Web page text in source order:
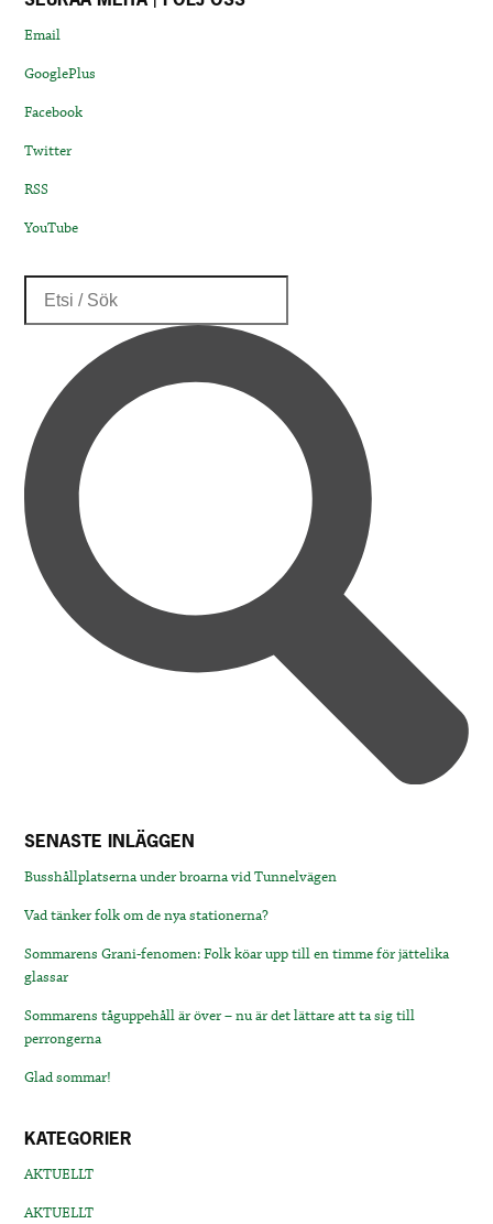
Email
GooglePlus
Facebook
Twitter
RSS
YouTube
SENASTE INLÄGGEN
Busshållplatserna under broarna vid Tunnelvägen
Vad tänker folk om de nya stationerna?
Sommarens Grani-fenomen: Folk köar upp till en timme för jättelika
glassar
Sommarens tåguppehåll är över – nu är det lättare att ta sig till
perrongerna
Glad sommar!
KATEGORIER
AKTUELLT
AKTUELLT